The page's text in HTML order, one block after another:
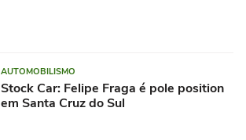
AUTOMOBILISMO
Stock Car: Felipe Fraga é pole position
em Santa Cruz do Sul